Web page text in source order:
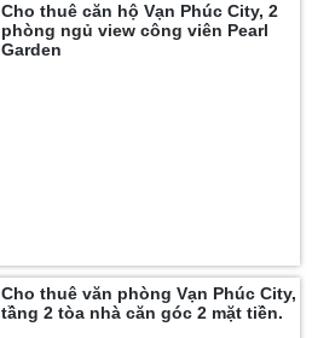
Cho thuê căn hộ Vạn Phúc City, 2
phòng ngủ view công viên Pearl
Garden
Cho thuê văn phòng Vạn Phúc City,
tầng 2 tòa nhà căn góc 2 mặt tiền.